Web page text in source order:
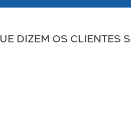
DIZEM OS CLIENTES